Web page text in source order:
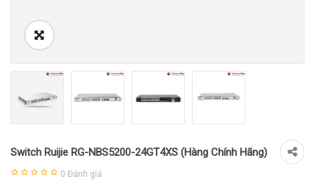
Switch Ruijie RG-NBS5200-24GT4XS (Hàng Chính Hãng)
0 Đánh giá